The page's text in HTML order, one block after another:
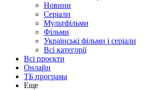
Новини
Серіали
Мультфільми
Фільми
Українські фільми і серіали
Всі категорії
Всі проєкти
Онлайн
ТБ програма
Еще